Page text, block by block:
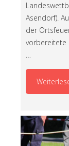
Asendorf).
der
vorbereitete
…